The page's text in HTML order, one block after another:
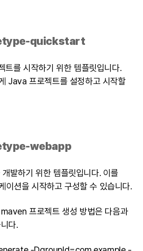
quickstart
트를 시작하기 위한 템플릿입니다.
Java 프로젝트를 설정하고 시작할
webapp
개발하기 위한 템플릿입니다. 이를
이션을 시작하고 구성할 수 있습니다.
프로젝트 생성 방법은 다음과
다.